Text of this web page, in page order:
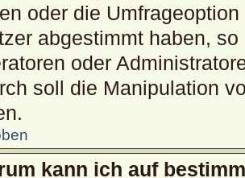
oder die
abgestimmt haben,
oder
soll die Manipulation
kann ich auf